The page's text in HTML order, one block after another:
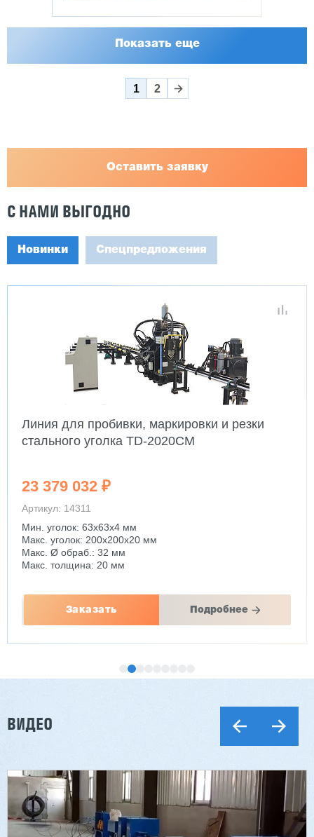
Показать еще
1 2
Оставить заявку
С НАМИ ВЫГОДНО
Новинки Спецпредложения
Линия для пробивки, маркировки и резки
стального уголка TD-2020CM
23 379 032 ₽
Артикул: 14311
Мин. уголок: 63x63x4 мм
Макс. уголок: 200x200x20 мм
Макс. Ø обраб.: 32 мм
Макс. толщина: 20 мм
Заказать Подробнее
Двухсторонний шипорез MX6015
ВИДЕО